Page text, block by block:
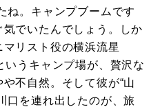
ね。キャンプブームです
でいたんでしょう。しか
リスト役の横浜流星
いうキャンプ場が、贅沢な
不自然。そして彼が“山
口を連れ出したのが、旅